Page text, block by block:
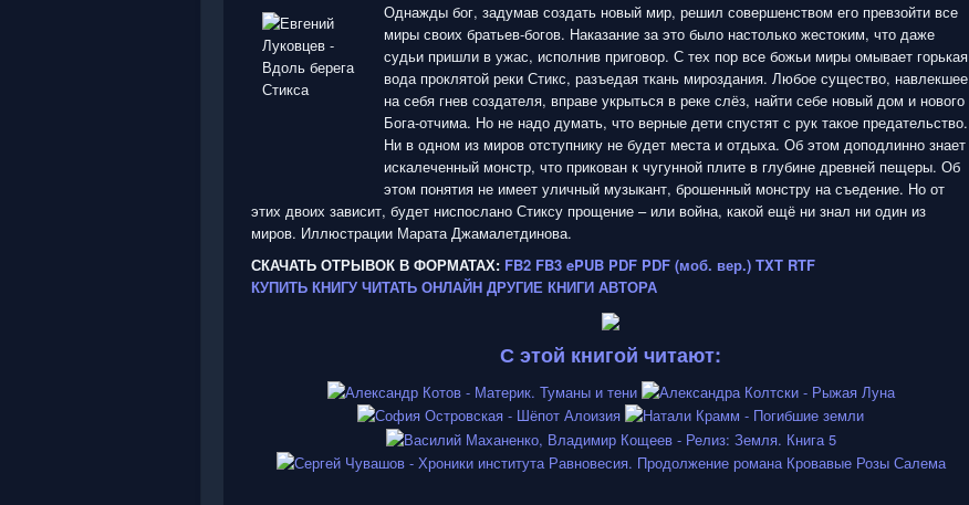
Однажды бог, задумав создать новый мир, решил совершенством его превзойти все
миры своих братьев-богов. Наказание за это было настолько жестоким, что даже
судьи пришли в ужас, исполнив приговор. С тех пор все божьи миры омывает горькая
вода проклятой реки Стикс, разъедая ткань мироздания. Любое существо, навлекшее
на себя гнев создателя, вправе укрыться в реке слёз, найти себе новый дом и нового
Бога-отчима. Но не надо думать, что верные дети спустят с рук такое предательство.
Ни в одном из миров отступнику не будет места и отдыха. Об этом доподлинно знает
искалеченный монстр, что прикован к чугунной плите в глубине древней пещеры. Об
этом понятия не имеет уличный музыкант, брошенный монстру на съедение. Но от
этих двоих зависит, будет ниспослано Стиксу прощение – или война, какой ещё ни знал ни один из
миров. Иллюстрации Марата Джамалетдинова.
СКАЧАТЬ ОТРЫВОК В ФОРМАТАХ: FB2 FB3 ePUB PDF PDF (моб. вер.) TXT RTF
КУПИТЬ КНИГУ ЧИТАТЬ ОНЛАЙН ДРУГИЕ КНИГИ АВТОРА
С этой книгой читают: